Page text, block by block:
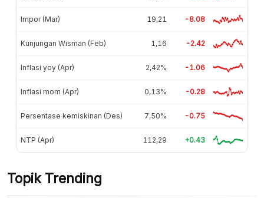
Impor (Mar) 19,21 -8.08
Kunjungan Wisman (Feb) 1,16 -2.42
Inflasi yoy (Apr) 2,42% -1.06
Inflasi mom (Apr) 0,13% -0.28
Persentase kemiskinan (Des) 7,50% -0.75
NTP (Apr) 112,29 +0.43
Topik Trending